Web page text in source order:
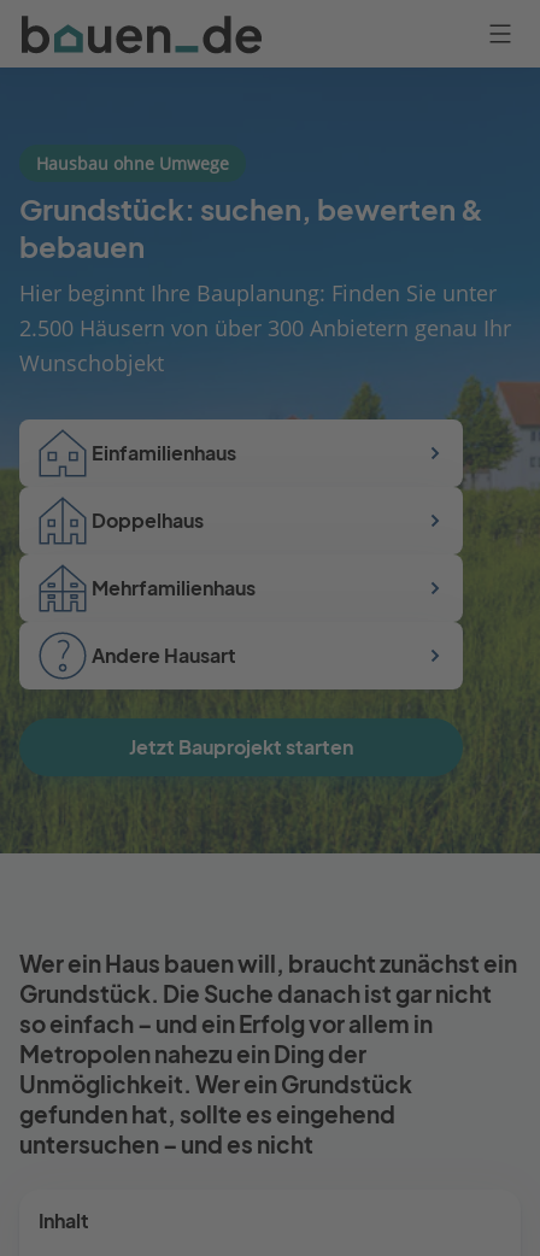
Bauen
Logo
Hausbau ohne Umwege
Grundstück: suchen, bewerten &
bebauen
Hier beginnt Ihre Bauplanung: Finden Sie unter
2.500 Häusern von über 300 Anbietern genau Ihr
Wunschobjekt
Einfamilienhaus
Doppelhaus
Mehrfamilienhaus
Andere Hausart
Jetzt Bauprojekt starten
Wer ein Haus bauen will, braucht zunächst ein
Grundstück. Die Suche danach ist gar nicht
so einfach – und ein Erfolg vor allem in
Metropolen nahezu ein Ding der
Unmöglichkeit. Wer ein Grundstück
gefunden hat, sollte es eingehend
untersuchen – und es nicht
Inhalt